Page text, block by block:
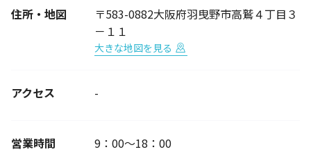
住所・地図
〒583-0882大阪府羽曳野市高鷲４丁目３
－１１
大きな地図を見る
アクセス -
営業時間 9：00～18：00